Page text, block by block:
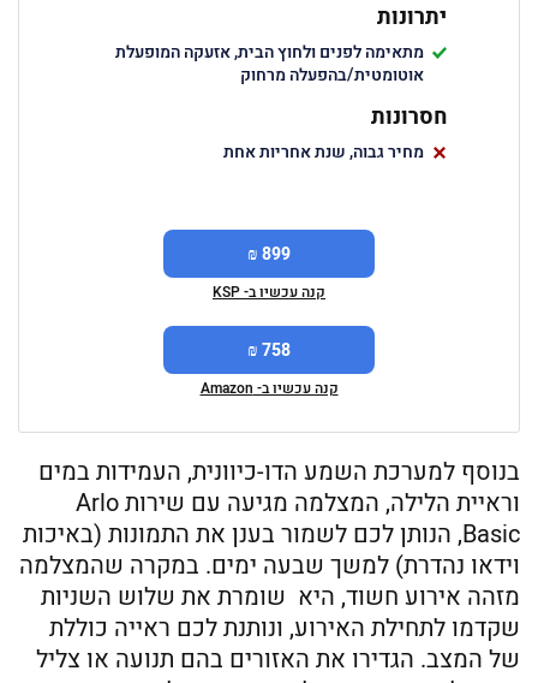
יתרונות
מתאימה לפנים ולחוץ הבית, אזעקה המופעלת
אוטומטית/בהפעלה מרחוק
חסרונות
מחיר גבוה, שנת אחריות אחת
899 ₪
קנה עכשיו ב- KSP
758 ₪
קנה עכשיו ב- Amazon
בנוסף למערכת השמע הדו-כיוונית, העמידות במים
וראיית הלילה, המצלמה מגיעה עם שירות Arlo
Basic, הנותן לכם לשמור בענן את התמונות (באיכות
וידאו נהדרת) למשך שבעה ימים. במקרה שהמצלמה
מזהה אירוע חשוד, היא שומרת את שלוש השניות
שקדמו לתחילת האירוע, ונותנת לכם ראייה כוללת
של המצב. הגדירו את האזורים בהם תנועה או צליל